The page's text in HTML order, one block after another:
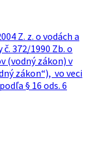
Z. z. o vodách a
372/1990 Zb. o
(vodný zákon) v
zákon“), vo veci
§ 16 ods. 6